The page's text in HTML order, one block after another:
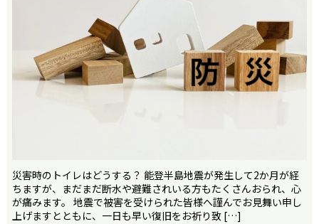
災害時のトイレはどうする？ 能登半島地震が発生して2か月が経
ちますが、まだまだ断水や避難されいる方もたくさんおられ、心
が痛みます。 地震で被害を受けられた皆様へ謹んでお見舞い申し
上げますとともに、一日も早い復旧をお祈り致 […]